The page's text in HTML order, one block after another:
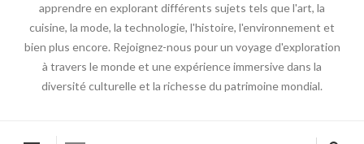
apprendre en explorant différents sujets tels que l'art, la
cuisine, la mode, la technologie, l'histoire, l'environnement et
bien plus encore. Rejoignez-nous pour un voyage d'exploration
à travers le monde et une expérience immersive dans la
diversité culturelle et la richesse du patrimoine mondial.